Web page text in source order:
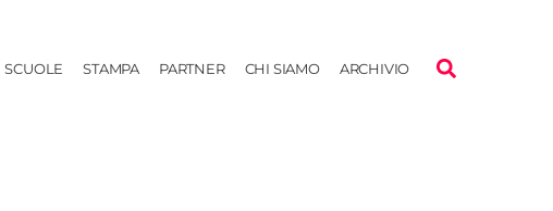
SCUOLE STAMPA PARTNER CHI SIAMO ARCHIVIO